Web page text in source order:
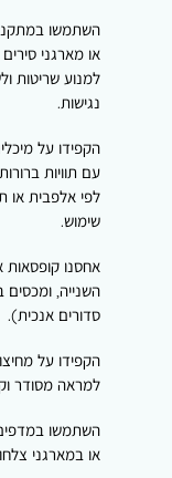
השתמשו
או מארגני סירים
למנוע שריטות
נגישות.
הקפידו על
עם תוויות
לפי אלפבית או
שימוש.
אחסנו
השנייה, ומכסים
סדורים אנכית).
הקפידו על
למראה מסודר
השתמשו
או במארגני